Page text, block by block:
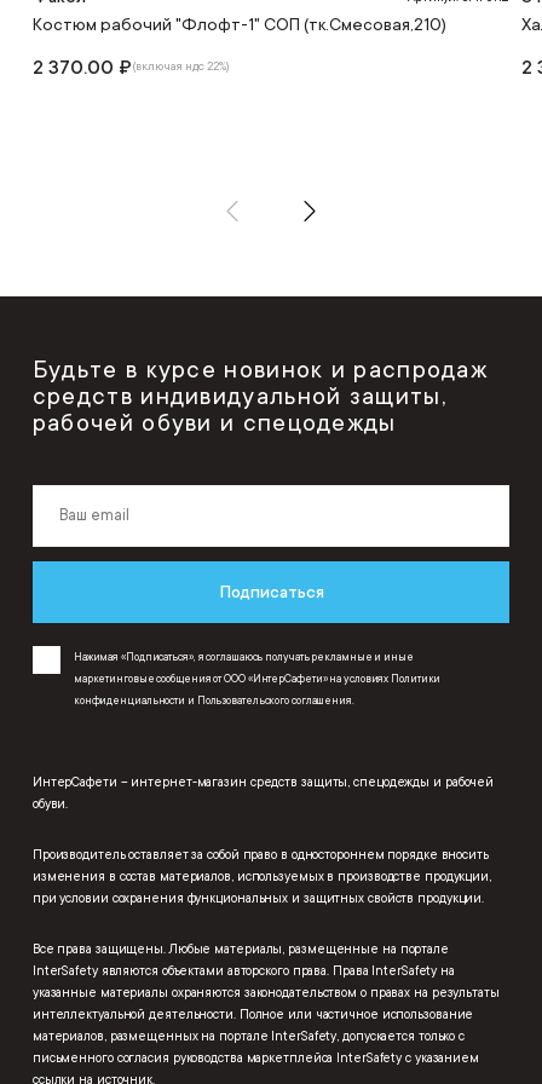
Костюм рабочий "Флофт-1" СОП (тк.Смесовая,210)
2 370.00 ₽(включая ндс 22%) 2
Будьте в курсе новинок и распродаж
средств индивидуальной защиты,
рабочей обуви и спецодежды
Подписаться
Нажимая «Подписаться», я соглашаюсь получать рекламные и иные
маркетинговые сообщения от ООО «ИнтерСафети» на условиях Политики
конфиденциальности и Пользовательского соглашения.
ИнтерСафети – интернет-магазин средств защиты, спецодежды и рабочей
обуви.
Производитель оставляет за собой право в одностороннем порядке вносить
изменения в состав материалов, используемых в производстве продукции,
при условии сохранения функциональных и защитных свойств продукции.
Все права защищены. Любые материалы, размещенные на портале
InterSafety являются объектами авторского права. Права InterSafety на
указанные материалы охраняются законодательством о правах на результаты
интеллектуальной деятельности. Полное или частичное использование
материалов, размещенных на портале InterSafety, допускается только с
письменного согласия руководства маркетплейса InterSafety с указанием
ссылки на источник.